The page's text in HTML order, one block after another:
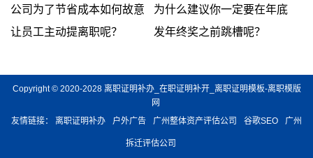
公司为了节省成本如何故意
让员工主动提离职呢？
为什么建议你一定要在年底
发年终奖之前跳槽呢？
Copyright © 2020-2028 离职证明补办_在职证明补开_离职证明模板-离职模版
网
友情链接： 离职证明补办 户外广告 广州整体资产评估公司 谷歌SEO 广州
拆迁评估公司